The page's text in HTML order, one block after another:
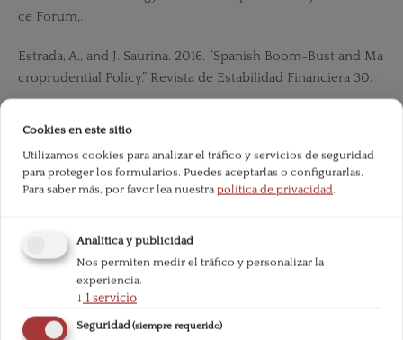
ce Forum,.
Estrada, A., and J. Saurina. 2016. “Spanish Boom-Bust and Ma
croprudential Policy.” Revista de Estabilidad Financiera 30.
a crediticia y crisis financiera: lecciones a partir de la recesi
ón de
-09.” In U Pompeu i Fabra.
García Montalvo, José. 2017. Constraints on LTV as a Macrop
rudential Tool: A Precautionary Tale.
Gertchev, N. 2009. “Securitization and Fractional Reserve Ba
nking.”
Cookies en este sitio
Utilizamos cookies para analizar el tráfico y servicios de seguridad
para proteger los formularios. Puedes aceptarlas o configurarlas.
Para saber más, por favor lea nuestra política de privacidad.
Analítica y publicidad
Nos permiten medir el tráfico y personalizar la
experiencia.
↓ 1 servicio
Seguridad(siempre requerido)